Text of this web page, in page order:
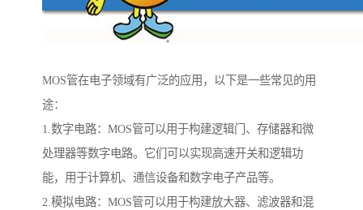
MOS管在电子领域有广泛的应用，以下是一些常见的用
途：
1.数字电路：MOS管可以用于构建逻辑门、存储器和微
处理器等数字电路。它们可以实现高速开关和逻辑功
能，用于计算机、通信设备和数字电子产品等。
2.模拟电路：MOS管可以用于构建放大器、滤波器和混